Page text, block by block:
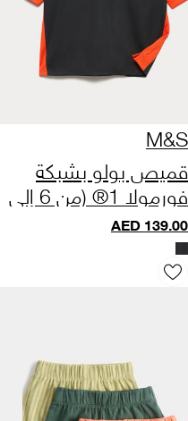
M&S
قميص بولو بشبكة
فورمولا 1® (من 6 إلى
16 سنة) AED139.00